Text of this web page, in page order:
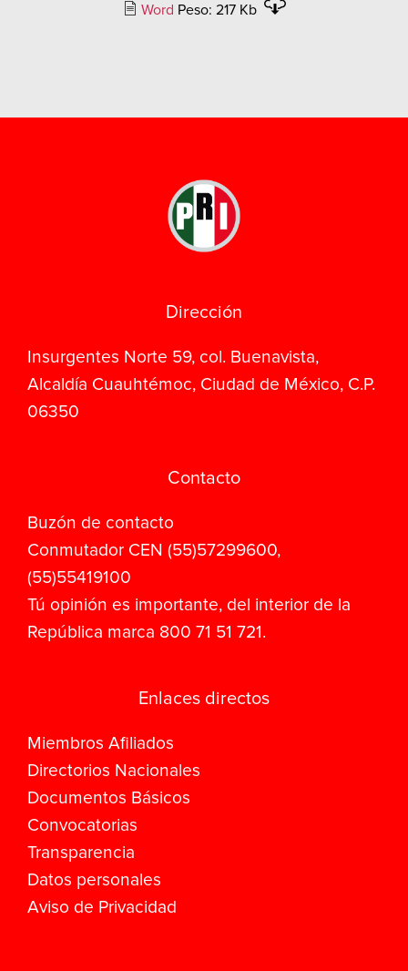
Word Peso: 217 Kb
Dirección
Insurgentes Norte 59, col. Buenavista,
Alcaldía Cuauhtémoc, Ciudad de México, C.P.
06350
Contacto
Buzón de contacto
Conmutador CEN (55)57299600,
(55)55419100
Tú opinión es importante, del interior de la
República marca 800 71 51 721.
Enlaces directos
Miembros Afiliados
Directorios Nacionales
Documentos Básicos
Convocatorias
Transparencia
Datos personales
Aviso de Privacidad